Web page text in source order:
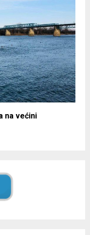
na većini